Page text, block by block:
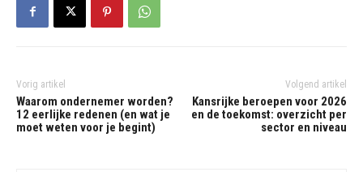
Vorig artikel
Waarom ondernemer worden?
12 eerlijke redenen (en wat je
moet weten voor je begint)
Volgend artikel
Kansrijke beroepen voor 2026
en de toekomst: overzicht per
sector en niveau